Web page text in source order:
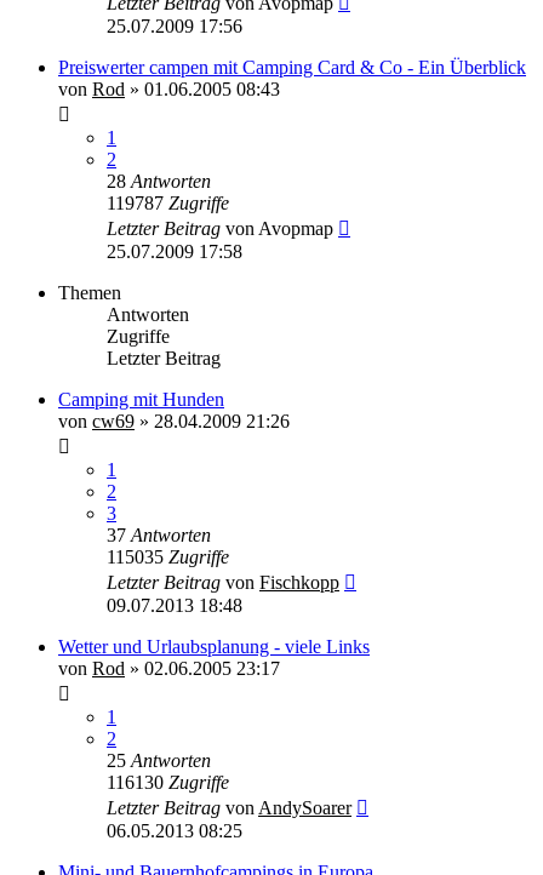
25.07.2009 17:56
Preiswerter campen mit Camping Card & Co - Ein Überblick
von Rod » 01.06.2005 08:43
1
2
28 Antworten
119787 Zugriffe
Letzter Beitrag von Avopmap
25.07.2009 17:58
Themen
Antworten
Zugriffe
Letzter Beitrag
Camping mit Hunden
von cw69 » 28.04.2009 21:26
1
2
3
37 Antworten
115035 Zugriffe
Letzter Beitrag von Fischkopp
09.07.2013 18:48
Wetter und Urlaubsplanung - viele Links
von Rod » 02.06.2005 23:17
1
2
25 Antworten
116130 Zugriffe
Letzter Beitrag von AndySoarer
06.05.2013 08:25